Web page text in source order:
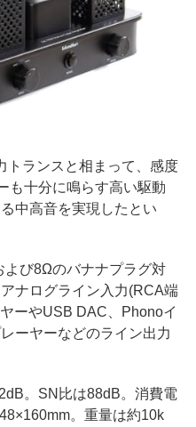
トランスと相まって、感度
も十分に鳴らす高い駆動
中高音を実現したとい
よび8Ωのバナナプラグ対
ナログライン入力(RCA端
ーやUSB DAC、Phonoイ
ーヤーなどのライン出力
。SN比は88dB。消費電
。重量は約10k